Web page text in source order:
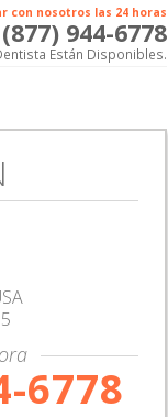
con nosotros las 24 horas
(877) 944-6778
Están Disponibles.
6778